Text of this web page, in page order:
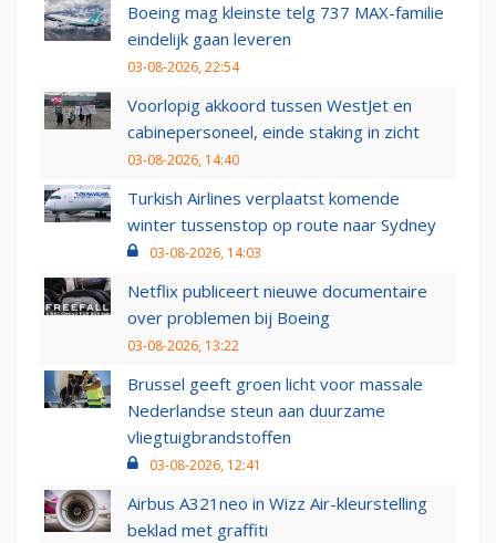
Boeing mag kleinste telg 737 MAX-familie
eindelijk gaan leveren
03-08-2026, 22:54
Voorlopig akkoord tussen WestJet en
cabinepersoneel, einde staking in zicht
03-08-2026, 14:40
Turkish Airlines verplaatst komende
winter tussenstop op route naar Sydney
03-08-2026, 14:03
Netflix publiceert nieuwe documentaire
over problemen bij Boeing
03-08-2026, 13:22
Brussel geeft groen licht voor massale
Nederlandse steun aan duurzame
vliegtuigbrandstoffen
03-08-2026, 12:41
Airbus A321neo in Wizz Air-kleurstelling
beklad met graffiti